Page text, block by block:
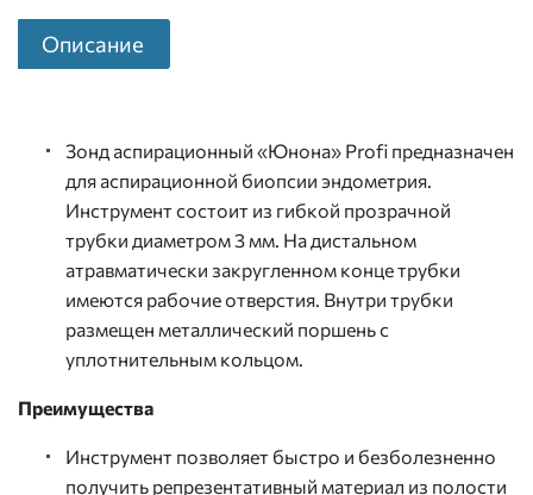
Описание
Зонд аспирационный «Юнона» Profi предназначен
для аспирационной биопсии эндометрия.
Инструмент состоит из гибкой прозрачной
трубки диаметром 3 мм. На дистальном
атравматически закругленном конце трубки
имеются рабочие отверстия. Внутри трубки
размещен металлический поршень с
уплотнительным кольцом.
Преимущества
Инструмент позволяет быстро и безболезненно
получить репрезентативный материал из полости